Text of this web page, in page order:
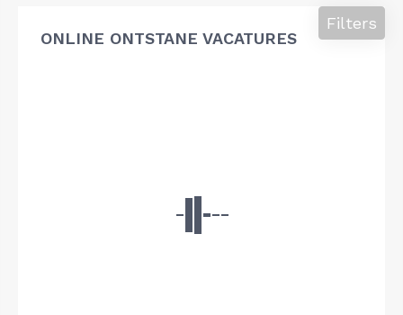
ONLINE ONTSTANE VACATURES
Filters